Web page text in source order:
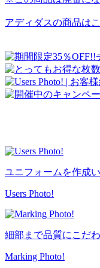
アディダスの商品はこ
ユニフォームを作成
Users Photo!
細部まで品質にこだ
Marking Photo!